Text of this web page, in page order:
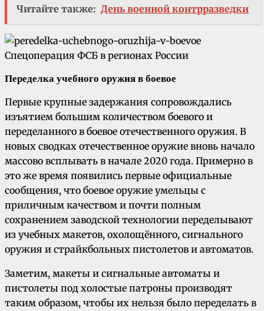
Читайте также: День военной контрразведки
Переделка учебного оружия в боевое
Первые крупные задержания сопровождались
изъятием большим количеством боевого и
переделанного в боевое отечественного оружия. В
новых сводках отечественное оружие вновь начало
массово всплывать в начале 2020 года. Примерно в
это же время появились первые официальные
сообщения, что боевое оружие умельцы с
приличным качеством и почти полным
сохранением заводской технологии переделывают
из учебных макетов, охолощённого, сигнального
оружия и страйкбольных пистолетов и автоматов.
Заметим, макеты и сигнальные автоматы и
пистолеты под холостые патроны производят
таким образом, чтобы их нельзя было переделать в